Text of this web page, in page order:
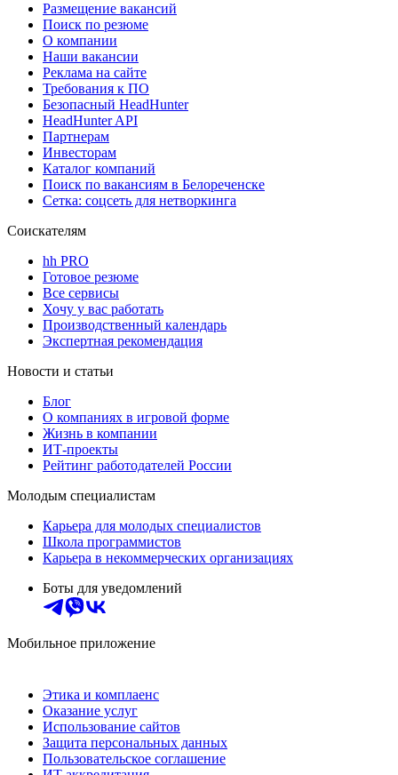
Размещение вакансий
Поиск по резюме
О компании
Наши вакансии
Реклама на сайте
Требования к ПО
Безопасный HeadHunter
HeadHunter API
Партнерам
Инвесторам
Каталог компаний
Поиск по вакансиям в Белореченске
Сетка: соцсеть для нетворкинга
Соискателям
hh PRO
Готовое резюме
Все сервисы
Хочу у вас работать
Производственный календарь
Экспертная рекомендация
Новости и статьи
Блог
О компаниях в игровой форме
Жизнь в компании
ИТ-проекты
Рейтинг работодателей России
Молодым специалистам
Карьера для молодых специалистов
Школа программистов
Карьера в некоммерческих организациях
Боты для уведомлений
Мобильное приложение
Этика и комплаенс
Оказание услуг
Использование сайтов
Защита персональных данных
Пользовательское соглашение